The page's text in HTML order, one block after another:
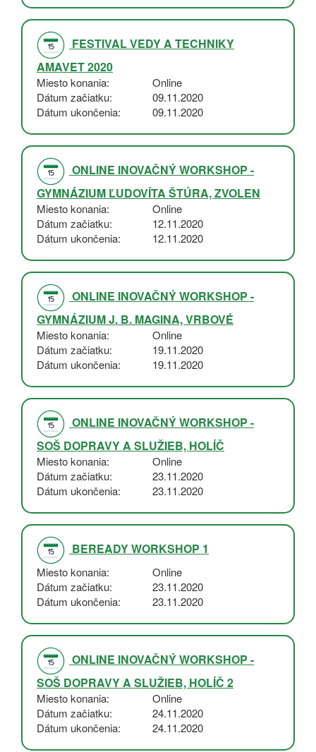
FESTIVAL VEDY A TECHNIKY
AMAVET 2020
Miesto konania
Online
Dátum začiatku
09.11.2020
Dátum ukončenia
09.11.2020
ONLINE INOVAČNÝ WORKSHOP -
GYMNÁZIUM ĽUDOVÍTA ŠTÚRA, ZVOLEN
Miesto konania
Online
Dátum začiatku
12.11.2020
Dátum ukončenia
12.11.2020
ONLINE INOVAČNÝ WORKSHOP -
GYMNÁZIUM J. B. MAGINA, VRBOVÉ
Miesto konania
Online
Dátum začiatku
19.11.2020
Dátum ukončenia
19.11.2020
ONLINE INOVAČNÝ WORKSHOP -
SOŠ DOPRAVY A SLUŽIEB, HOLÍČ
Miesto konania
Online
Dátum začiatku
23.11.2020
Dátum ukončenia
23.11.2020
BEREADY WORKSHOP 1
Miesto konania
Online
Dátum začiatku
23.11.2020
Dátum ukončenia
23.11.2020
ONLINE INOVAČNÝ WORKSHOP -
SOŠ DOPRAVY A SLUŽIEB, HOLÍČ 2
Miesto konania
Online
Dátum začiatku
24.11.2020
Dátum ukončenia
24.11.2020